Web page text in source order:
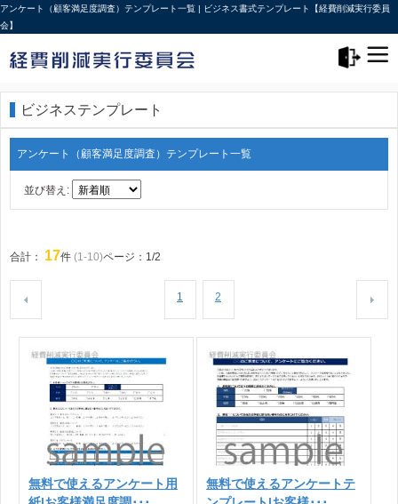
アンケート（顧客満足度調査）テンプレート一覧 | ビジネス書式テンプレート【経費削減実行委員
会】
ビジネステンプレート
アンケート（顧客満足度調査）テンプレート一覧
並び替え:
合計： 17件 (1-10)ページ：1/2
1 2
無料で使えるアンケート用
無料で使えるアンケートテ